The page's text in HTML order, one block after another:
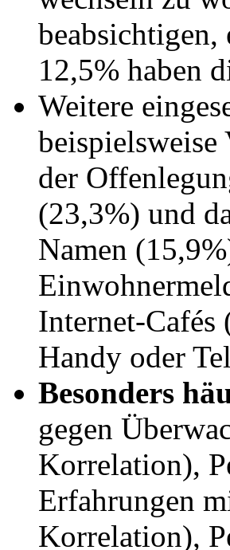
12,5% haben
Weitere
beispielsweise
der
(23,3%) und
Namen
Internet-Cafés
Handy oder
Besonders
gegen
Korrelation),
Erfahrungen
Korrelation),